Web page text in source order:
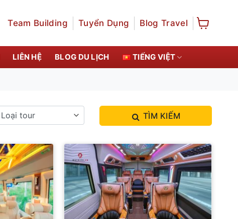
Team Building Tuyển Dụng Blog Travel
LIÊN HỆ BLOG DU LỊCH TIẾNG VIỆT
TÌM KIẾM